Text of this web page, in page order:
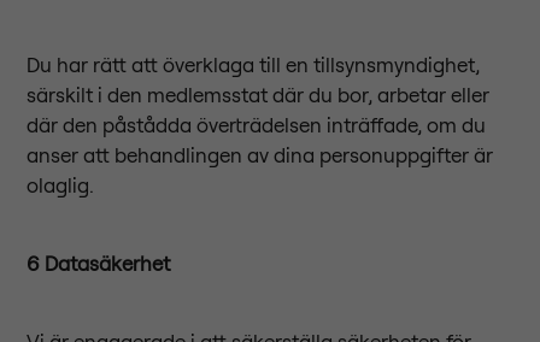
Du har rätt att överklaga till en tillsynsmyndighet,
särskilt i den medlemsstat där du bor, arbetar eller
där den påstådda överträdelsen inträffade, om du
anser att behandlingen av dina personuppgifter är
olaglig.
6 Datasäkerhet